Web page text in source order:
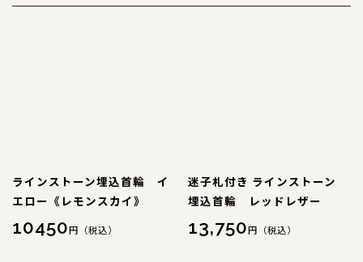
CATEGORY カテゴリー
犬の本革首輪
ラインストーン埋込首輪 イ
エロー《レモンスカイ》
10450円（税込）
迷子札付き ラインストーン
埋込首輪 レッドレザー
13,750円（税込）